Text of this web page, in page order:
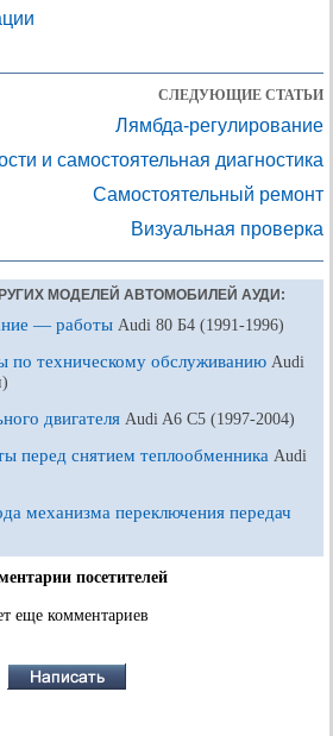
СЛЕДУЮЩИЕ СТАТЬИ
Лямбда-регулирование
и самостоятельная диагностика
Самостоятельный ремонт
Визуальная проверка
МОДЕЛЕЙ АВТОМОБИЛЕЙ АУДИ:
— работы Audi 80 Б4 (1991-1996)
по техническому обслуживанию Audi
двигателя Audi A6 С5 (1997-2004)
перед снятием теплообменника Audi
механизма переключения передач
посетителей
еще комментариев